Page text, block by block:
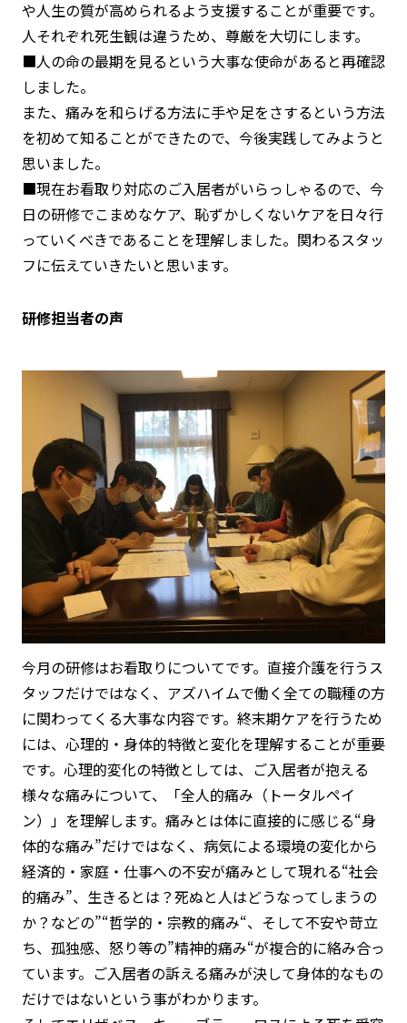
や人生の質が高められるよう支援することが重要です。
人それぞれ死生観は違うため、尊厳を大切にします。
■人の命の最期を見るという大事な使命があると再確認
しました。
また、痛みを和らげる方法に手や足をさするという方法
を初めて知ることができたので、今後実践してみようと
思いました。
■現在お看取り対応のご入居者がいらっしゃるので、今
日の研修でこまめなケア、恥ずかしくないケアを日々行
っていくべきであることを理解しました。関わるスタッ
フに伝えていきたいと思います。
研修担当者の声
今月の研修はお看取りについてです。直接介護を行うス
タッフだけではなく、アズハイムで働く全ての職種の方
に関わってくる大事な内容です。終末期ケアを行うため
には、心理的・身体的特徴と変化を理解することが重要
です。心理的変化の特徴としては、ご入居者が抱える
様々な痛みについて、「全人的痛み（トータルペイ
ン）」を理解します。痛みとは体に直接的に感じる“身
体的な痛み”だけではなく、病気による環境の変化から
経済的・家庭・仕事への不安が痛みとして現れる“社会
的痛み”、生きるとは？死ぬと人はどうなってしまうの
か？などの”“哲学的・宗教的痛み“、そして不安や苛立
ち、孤独感、怒り等の”精神的痛み“が複合的に絡み合っ
ています。ご入居者の訴える痛みが決して身体的なもの
だけではないという事がわかります。